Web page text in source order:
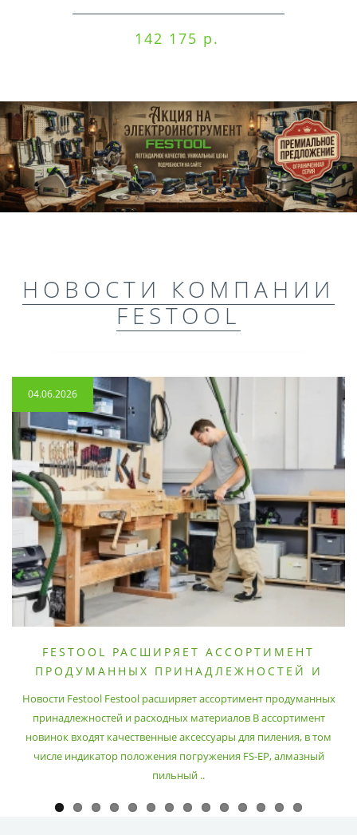
142 175 р.
НОВОСТИ КОМПАНИИ
FESTOOL
04.06.2026
FESTOOL РАСШИРЯЕТ АССОРТИМЕНТ
ПРОДУМАННЫХ ПРИНАДЛЕЖНОСТЕЙ И
Новости Festool Festool расширяет ассортимент продуманных
принадлежностей и расходных материалов В ассортимент
новинок входят качественные аксессуары для пиления, в том
числе индикатор положения погружения FS-EP, алмазный
пильный ..